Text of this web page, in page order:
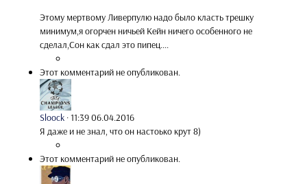
Этому мертвому Ливерпулю надо было класть трешку
минимум,я огорчен ничьей Кейн ничего особенного не
сделал,Сон как сдал это пипец....
Этот комментарий не опубликован.
Sloock ·11:39 06.04.2016
Я даже и не знал, что он настоько крут 8)
Этот комментарий не опубликован.